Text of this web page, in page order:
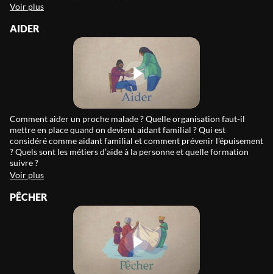
Voir plus
AIDER
Comment aider un proche malade ? Quelle organisation faut-il
mettre en place quand on devient aidant familial ? Qui est
considéré comme aidant familial et comment prévenir l’épuisement
? Quels sont les métiers d’aide à la personne et quelle formation
suivre ?
Voir plus
PÊCHER